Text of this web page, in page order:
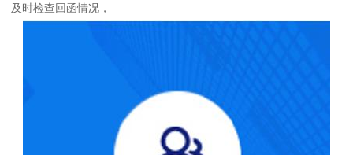
及时检查回函情况，